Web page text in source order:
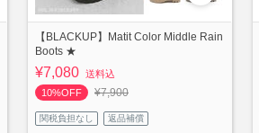
【BLACKUP】Matit Color Middle Rain
Boots ★
¥7,080 送料込
10%OFF
¥7,900
関税負担なし 返品補償